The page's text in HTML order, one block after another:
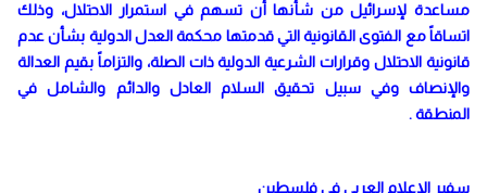
مساعدة لإسرائيل من شأنها أن تسهم في استمرار الاحتلال، وذلك
اتساقاً مع الفتوى القانونية التي قدمتها محكمة العدل الدولية بشأن عدم
قانونية الاحتلال وقرارات الشرعية الدولية ذات الصلة، والتزاماً بقيم العدالة
والإنصاف وفي سبيل تحقيق السلام العادل والدائم والشامل في
المنطقة .
سفير الإعلام العربي في فلسطين